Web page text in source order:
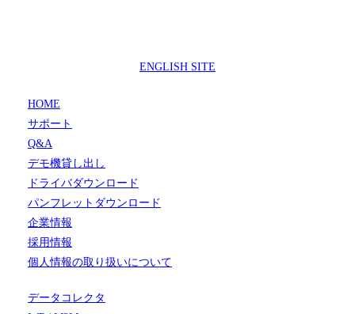
ENGLISH SITE
HOME
サポート
Q&A
デモ機貸し出し
ドライバダウンロード
パンフレットダウンロード
企業情報
採用情報
個人情報の取り扱いについて
データコレクタ